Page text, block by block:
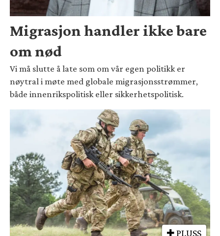
Migrasjon handler ikke bare
om nød
Vi må slutte å late som om vår egen politikk er
nøytral i møte med globale migrasjonsstrømmer,
både innenrikspolitisk eller sikkerhetspolitisk.
PLUSS